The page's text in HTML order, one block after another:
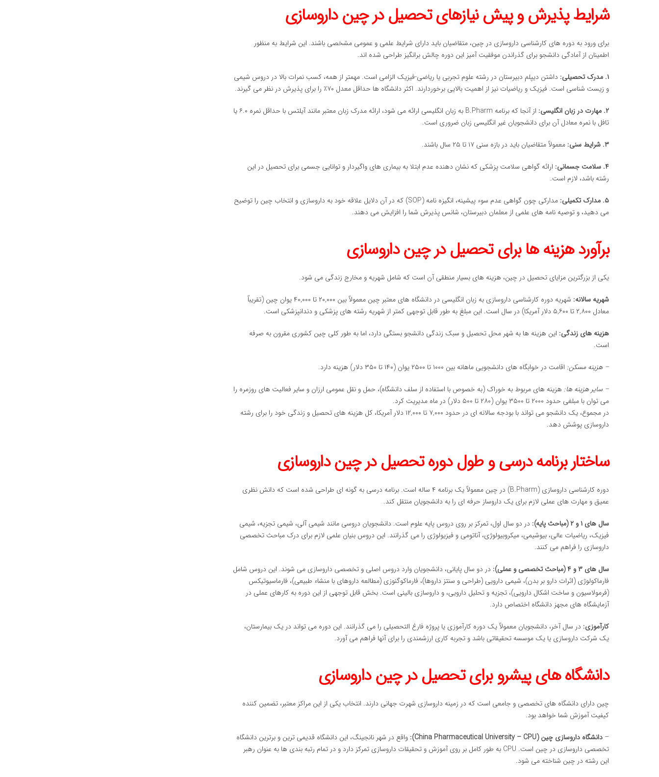
شرایط پذیرش و پیش نیازهای تحصیل در چین داروسازی
برای ورود به دوره های کارشناسی داروسازی در چین، متقاضیان باید دارای شرایط علمی و عمومی مشخصی باشند. این شرایط به منظور
اطمینان از آمادگی دانشجو برای گذراندن موفقیت آمیز این دوره چالش برانگیز طراحی شده اند.
۱. مدرک تحصیلی:
داشتن دیپلم دبیرستان در رشته علوم تجربی یا ریاضی-فیزیک الزامی است. مهمتر از همه، کسب نمرات بالا در دروس شیمی
و زیست شناسی است. فیزیک و ریاضیات نیز از اهمیت بالایی برخوردارند. اکثر دانشگاه ها حداقل معدل ۷۰٪ را برای پذیرش در نظر می گیرند.
۲. مهارت در زبان انگلیسی:
از آنجا که برنامه B.Pharm به زبان انگلیسی ارائه می شود، ارائه مدرک زبان معتبر مانند آیلتس با حداقل نمره ۶.۰ یا
تافل با نمره معادل آن برای دانشجویان غیر انگلیسی زبان ضروری است.
۳. شرایط سنی: معمولاً متقاضیان باید در بازه سنی ۱۷ تا ۲۵ سال باشند.
۴. سلامت جسمانی:
ارائه گواهی سلامت پزشکی که نشان دهنده عدم ابتلا به بیماری های واگیردار و توانایی جسمی برای تحصیل در این
رشته باشد، لازم است.
۵. مدارک تکمیلی:
مدارکی چون گواهی عدم سوء پیشینه، انگیزه نامه (SOP) که در آن دلایل علاقه خود به داروسازی و انتخاب چین را توضیح
می دهید، و توصیه نامه های علمی از معلمان دبیرستان، شانس پذیرش شما را افزایش می دهند.
برآورد هزینه ها برای تحصیل در چین داروسازی
یکی از بزرگترین مزایای تحصیل در چین، هزینه های بسیار منطقی آن است که شامل شهریه و مخارج زندگی می شود.
شهریه سالانه:
شهریه دوره کارشناسی داروسازی به زبان انگلیسی در دانشگاه های معتبر چین معمولاً بین ۲۰,۰۰۰ تا ۴۰,۰۰۰ یوان چین (تقریباً
معادل ۲,۸۰۰ تا ۵,۶۰۰ دلار آمریکا) در سال است. این مبلغ به طور قابل توجهی کمتر از شهریه رشته های پزشکی و دندانپزشکی است.
هزینه های زندگی: این هزینه ها به شهر محل تحصیل و سبک زندگی دانشجو بستگی دارد، اما به طور کلی چین کشوری مقرون به صرفه
است.
– هزینه مسکن: اقامت در خوابگاه های دانشجویی ماهانه بین ۱۰۰۰ تا ۲۵۰۰ یوان (۱۴۰ تا ۳۵۰ دلار) هزینه دارد.
– سایر هزینه ها: هزینه های مربوط به خوراک (به خصوص با استفاده از سلف دانشگاه)، حمل و نقل عمومی ارزان و سایر فعالیت های روزمره را
می توان با مبلغی حدود ۲۰۰۰ تا ۳۵۰۰ یوان (۲۸۰ تا ۵۰۰ دلار) در ماه مدیریت کرد.
در مجموع، یک دانشجو می تواند با بودجه سالانه ای در حدود ۷,۰۰۰ تا ۱۲,۰۰۰ دلار آمریکا، کل هزینه های تحصیل و زندگی خود را برای رشته
داروسازی پوشش دهد.
ساختار برنامه درسی و طول دوره تحصیل در چین داروسازی
دوره کارشناسی داروسازی (B.Pharm) در چین معمولاً یک برنامه ۴ ساله است. برنامه درسی به گونه ای طراحی شده است که دانش نظری
عمیق و مهارت های عملی لازم برای یک داروساز حرفه ای را به دانشجویان منتقل کند.
سال های ۱ و ۲ (مباحث پایه):
در دو سال اول، تمرکز بر روی دروس پایه علوم است. دانشجویان دروسی مانند شیمی آلی، شیمی تجزیه، شیمی
فیزیک، ریاضیات عالی، بیوشیمی، میکروبیولوژی، آناتومی و فیزیولوژی را می گذرانند. این دروس بنیان علمی لازم برای درک مباحث تخصصی
داروسازی را فراهم می کنند.
سال های ۳ و ۴ (مباحث تخصصی و عملی):
در دو سال پایانی، دانشجویان وارد دروس اصلی و تخصصی داروسازی می شوند. این دروس شامل
فارماکولوژی (اثرات دارو بر بدن)، شیمی دارویی (طراحی و سنتز داروها)، فارماکوگنوزی (مطالعه داروهای با منشاء طبیعی)، فارماسیوتیکس
(فرمولاسیون و ساخت اشکال دارویی)، تجزیه و تحلیل دارویی، و داروسازی بالینی است. بخش قابل توجهی از این دوره به کارهای عملی در
آزمایشگاه های مجهز دانشگاه اختصاص دارد.
کارآموزی: در سال آخر، دانشجویان معمولاً یک دوره کارآموزی یا پروژه فارغ التحصیلی را می گذرانند. این دوره می تواند در یک بیمارستان،
یک شرکت داروسازی یا یک موسسه تحقیقاتی باشد و تجربه کاری ارزشمندی را برای آنها فراهم می آورد.
دانشگاه های پیشرو برای تحصیل در چین داروسازی
چین دارای دانشگاه های تخصصی و جامعی است که در زمینه داروسازی شهرت جهانی دارند. انتخاب یکی از این مراکز معتبر، تضمین کننده
کیفیت آموزش شما خواهد بود.
– دانشگاه داروسازی چین (China Pharmaceutical University – CPU):
واقع در شهر نانجینگ، این دانشگاه قدیمی ترین و برترین دانشگاه
تخصصی داروسازی در چین است. CPU به طور کامل بر روی آموزش و تحقیقات داروسازی تمرکز دارد و در تمام رتبه بندی ها به عنوان رهبر
این رشته در چین شناخته می شود.